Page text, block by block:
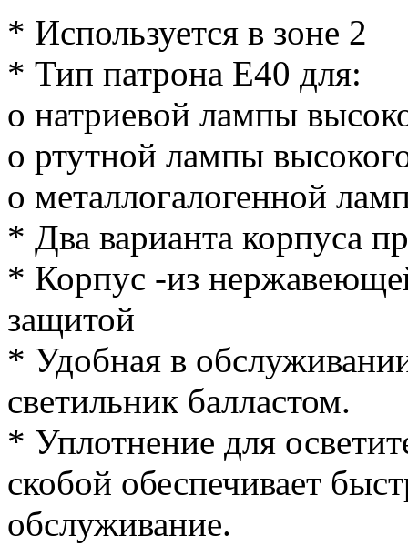
* Используется в зоне 2
* Тип патрона Е40 для:
o натриевой лампы
o ртутной лампы
o металлогалогенной
* Два варианта корпуса
* Корпус -из
защитой
* Удобная в
светильник балластом.
* Уплотнение для
скобой обеспечивает
обслуживание.